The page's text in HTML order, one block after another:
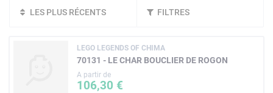
LES PLUS RÉCENTS FILTRES
LEGO LEGENDS OF CHIMA
70131 - LE CHAR BOUCLIER DE ROGON
A partir de
106,30 €